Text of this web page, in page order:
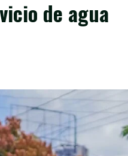
de agua